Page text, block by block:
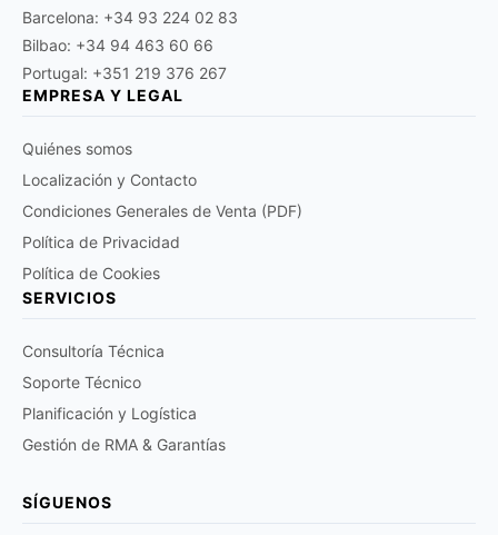
Barcelona: +34 93 224 02 83
Bilbao: +34 94 463 60 66
Portugal: +351 219 376 267
EMPRESA Y LEGAL
Quiénes somos
Localización y Contacto
Condiciones Generales de Venta (PDF)
Política de Privacidad
Política de Cookies
SERVICIOS
Consultoría Técnica
Soporte Técnico
Planificación y Logística
Gestión de RMA & Garantías
SÍGUENOS